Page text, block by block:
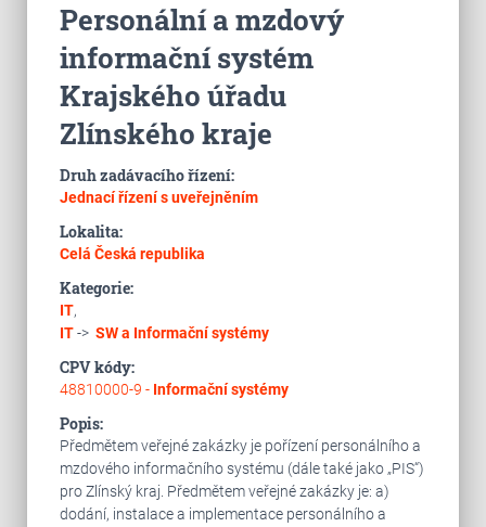
Personální a mzdový
informační systém
Krajského úřadu
Zlínského kraje
Druh zadávacího řízení:
Jednací řízení s uveřejněním
Lokalita:
Celá Česká republika
Kategorie:
IT,
IT-> SW a Informační systémy
CPV kódy:
48810000-9 - Informační systémy
Popis:
Předmětem veřejné zakázky je pořízení personálního a
mzdového informačního systému (dále také jako „PIS“)
pro Zlínský kraj. Předmětem veřejné zakázky je: a)
dodání, instalace a implementace personálního a